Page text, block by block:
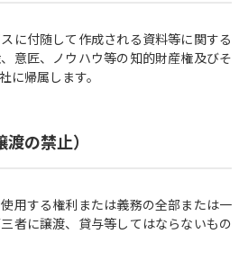
に付随して作成される資料等に関する
意匠、ノウハウ等の知的財産権及びそ
に帰属します。
の禁止）
用する権利または義務の全部または一
者に譲渡、貸与等してはならないもの